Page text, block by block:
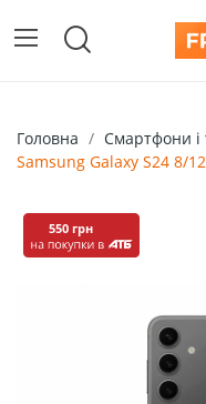
Головна Смартфони і
Samsung Galaxy S24 8/
550 грн